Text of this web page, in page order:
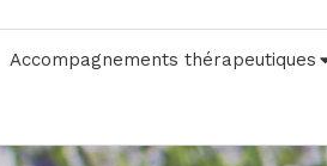
Accompagnements thérapeutiques